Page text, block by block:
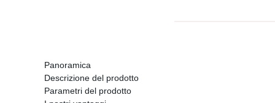
Panoramica
Descrizione del prodotto
Parametri del prodotto